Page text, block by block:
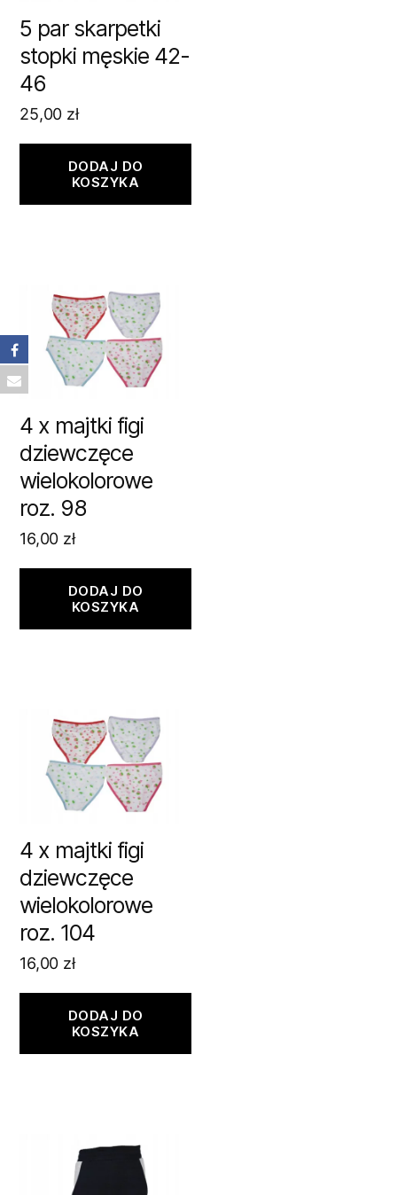
5 par skarpetki
stopki męskie 42-
46
25,00 zł
DODAJ DO
KOSZYKA
4 x majtki figi
dziewczęce
wielokolorowe
roz. 98
16,00 zł
DODAJ DO
KOSZYKA
4 x majtki figi
dziewczęce
wielokolorowe
roz. 104
16,00 zł
DODAJ DO
KOSZYKA